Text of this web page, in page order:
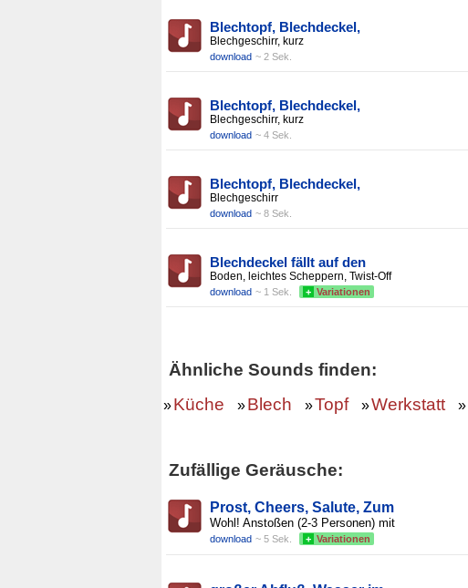
Blechtopf, Blechdeckel,
Blechgeschirr, kurz
download ~ 2 Sek.
Blechtopf, Blechdeckel,
Blechgeschirr, kurz
download ~ 4 Sek.
Blechtopf, Blechdeckel,
Blechgeschirr
download ~ 8 Sek.
Blechdeckel fällt auf den
Boden, leichtes Scheppern, Twist-Off
download ~ 1 Sek. + Variationen
Ähnliche Sounds finden:
»Küche »Blech »Topf »Werkstatt »
Zufällige Geräusche:
Prost, Cheers, Salute, Zum
Wohl! Anstoßen (2-3 Personen) mit
download ~ 5 Sek. + Variationen